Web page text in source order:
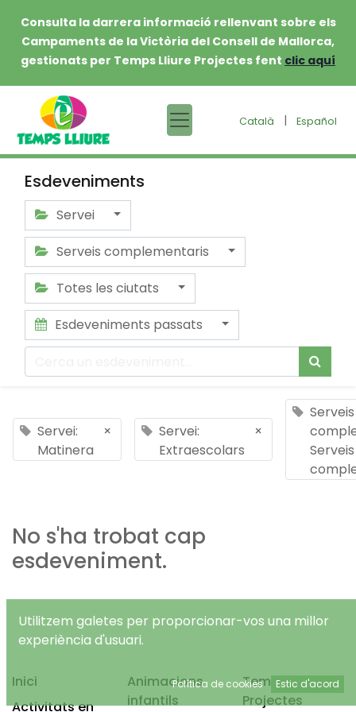
Consulta la darrera informació rellenvant sobre els
Campaments de la Victòria del Consell de Mallorca,
gestionats per Temps Lliure Projectes fent clic aquí
Català | Español
Esdeveniments
Servei
Serveis complementaris
Totes les ciutats
Esdeveniments passats
Servei:
Matinera
×
Servei:
Extraescolars
×
Serveis
Serveis
No s'ha trobat cap
esdeveniment.
Inici
Activitats en
Animacions
infantils
Temps Lliure
Projectes
Utilitzem galetes per proporcionar-vos una millor
experiència d'usuari.
Política de cookies Estic d'acord